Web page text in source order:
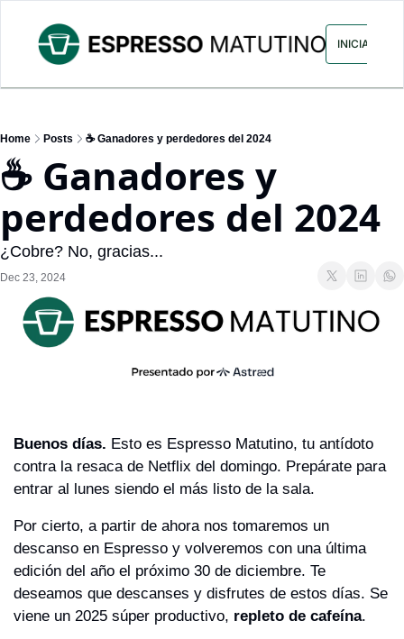
ARCHIVO ANUNCIA CON
INICIAR
Home Posts ☕ Ganadores y perdedores del 2024
☕ Ganadores y
perdedores del 2024
¿Cobre? No, gracias...
Dec 23, 2024
Buenos días. Esto es Espresso Matutino, tu antídoto
contra la resaca de Netflix del domingo. Prepárate para
entrar al lunes siendo el más listo de la sala.
Por cierto, a partir de ahora nos tomaremos un
descanso en Espresso y volveremos con una última
edición del año el próximo 30 de diciembre. Te
deseamos que descanses y disfrutes de estos días. Se
viene un 2025 súper productivo, repleto de cafeína.